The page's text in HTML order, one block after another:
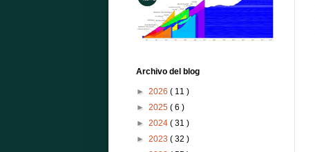
Archivo del blog
► 2026 ( 11 )
► 2025 ( 6 )
► 2024 ( 31 )
► 2023 ( 32 )